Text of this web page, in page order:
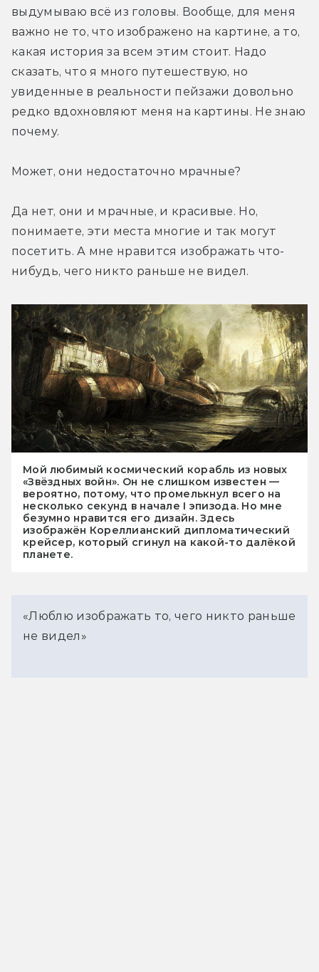
выдумываю всё из головы. Вообще, для меня
важно не то, что изображено на картине, а то,
какая история за всем этим стоит. Надо
сказать, что я много путешествую, но
увиденные в реальности пейзажи довольно
редко вдохновляют меня на картины. Не знаю
почему.
Может, они недостаточно мрачные?
Да нет, они и мрачные, и красивые. Но,
понимаете, эти места многие и так могут
посетить. А мне нравится изображать что-
нибудь, чего никто раньше не видел.
Мой любимый космический корабль из новых
«Звёздных войн». Он не слишком известен —
вероятно, потому, что промелькнул всего на
несколько секунд в начале I эпизода. Но мне
безумно нравится его дизайн. Здесь
изображён Кореллианский дипломатический
крейсер, который сгинул на какой-то далёкой
планете.
«Люблю изображать то, чего никто раньше
не видел»